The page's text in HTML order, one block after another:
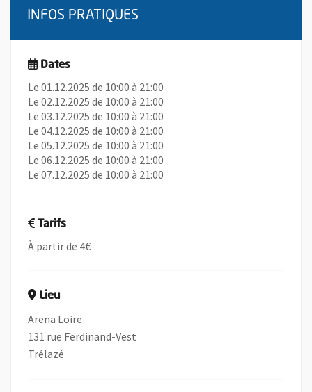
INFOS PRATIQUES
Dates
Le 01.12.2025 de 10:00 à 21:00
Le 02.12.2025 de 10:00 à 21:00
Le 03.12.2025 de 10:00 à 21:00
Le 04.12.2025 de 10:00 à 21:00
Le 05.12.2025 de 10:00 à 21:00
Le 06.12.2025 de 10:00 à 21:00
Le 07.12.2025 de 10:00 à 21:00
Tarifs
À partir de 4€
Lieu
Arena Loire
131 rue Ferdinand-Vest
Trélazé